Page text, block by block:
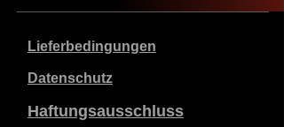
Lieferbedingungen
Datenschutz
Haftungsausschluss